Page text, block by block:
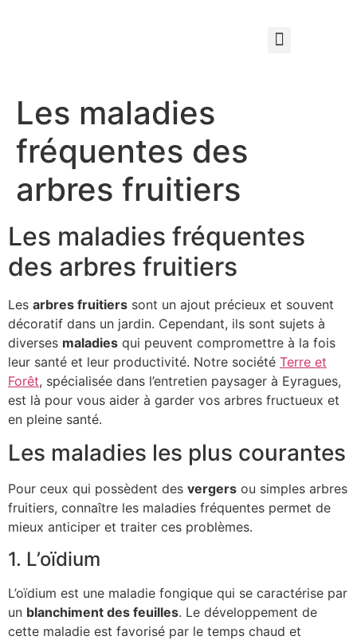
Les maladies
fréquentes des
arbres fruitiers
Les maladies fréquentes
des arbres fruitiers
Les arbres fruitiers sont un ajout précieux et souvent
décoratif dans un jardin. Cependant, ils sont sujets à
diverses maladies qui peuvent compromettre à la fois
leur santé et leur productivité. Notre société Terre et
Forêt, spécialisée dans l’entretien paysager à Eyragues,
est là pour vous aider à garder vos arbres fructueux et
en pleine santé.
Les maladies les plus courantes
Pour ceux qui possèdent des vergers ou simples arbres
fruitiers, connaître les maladies fréquentes permet de
mieux anticiper et traiter ces problèmes.
1. L’oïdium
L’oïdium est une maladie fongique qui se caractérise par
un blanchiment des feuilles. Le développement de
cette maladie est favorisé par le temps chaud et